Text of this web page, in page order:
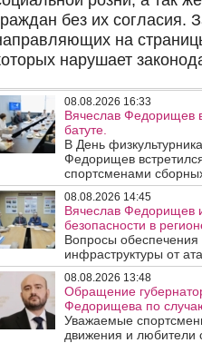
08.08.2026 16:33
Вячеслав Федорищев
батуте.
В День
Федорищев
спортсменами
08.08.2026 14:45
Вячеслав Федорищев
безопасности в
Вопросы обеспечения
инфраструктуры от
08.08.2026 13:48
Обращение
Федорищева по
Уважаемые
движения и любители